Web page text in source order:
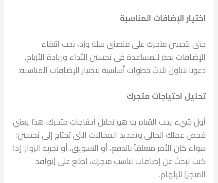
اختيار الإضافات المناسبة
حتى يتحسن متجرك على منصتي سلة وزد، يجب انتقاء
الإضافات بحذر للمساعدة في تحسين الأداء وزيادة الأرباح.
دعونا نتناول ثلاث خطوات أساسية لاختيار الإضافات المناسبة:
تحليل احتياجات متجرك
أول شيء يجب القيام به هو تحليل احتياجات متجرك. هذا يعني
فحص عملك الحالي وتحديد المجالات التي تحتاج إلى تحسين؛
سواء كان الأمر متعلقاً بالدفع، أو التسويق، أو تجربة الزوار. إذا
كنت تبحث عن إضافات تناسب متجرك، اطلع على [نوافذ
المتجر] للإلهام.